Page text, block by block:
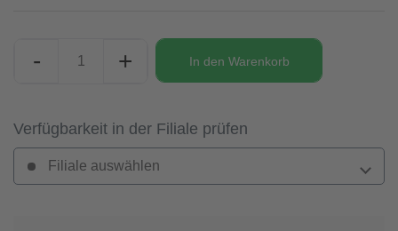
- + In den Warenkorb
Verfügbarkeit in der Filiale prüfen
Filiale auswählen